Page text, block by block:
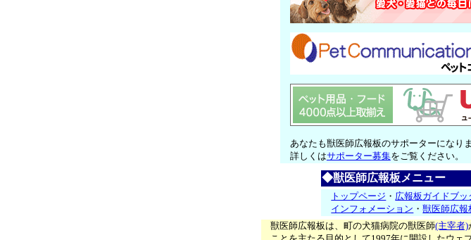
あなたも獣医師広報板のサポーターになりま
詳しくはサポーター募集をご覧ください。
◆獣医師広報板メニュー
トップページ ・ 広報板ガイドブッ
インフォメーション ・獣医師広報
獣医師広報板は、町の犬猫病院の獣医師(主宰者)